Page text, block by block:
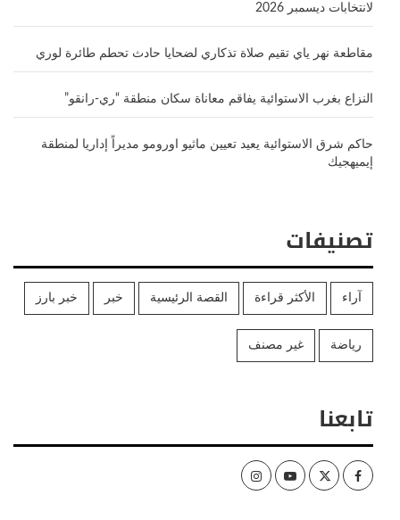
لانتخابات ديسمبر 2026
مقاطعة نهر ياي تقيم صلاة تذكاري لضحايا حادث تحطم طائرة لوري
النزاع بغرب الاستوائية يفاقم معاناة سكان منطقة “ري-رانقو”
حاكم شرق الاستوائية يعيد تعيين ماثيو اورومو مديراً إداريا لمنطقة
إيميهجيك
تصنيفات
آراء الأكثر قراءة القصة الرئيسية خبر خبر بارز
رياضة غير مصنف
تابعنا
Facebook
Twitter
Youtube
Instagram